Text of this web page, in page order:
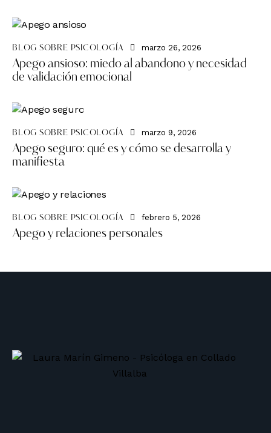
BLOG SOBRE PSICOLOGÍA marzo 26, 2026
Apego ansioso: miedo al abandono y necesidad
de validación emocional
BLOG SOBRE PSICOLOGÍA marzo 9, 2026
Apego seguro: qué es y cómo se desarrolla y
manifiesta
BLOG SOBRE PSICOLOGÍA febrero 5, 2026
Apego y relaciones personales